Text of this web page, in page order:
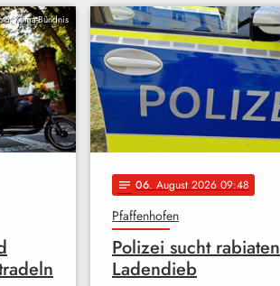
Klima-Bündnis
notes 06. August 2026 09:48
Pfaffenhofen
Polizei sucht rabiaten
Ladendieb